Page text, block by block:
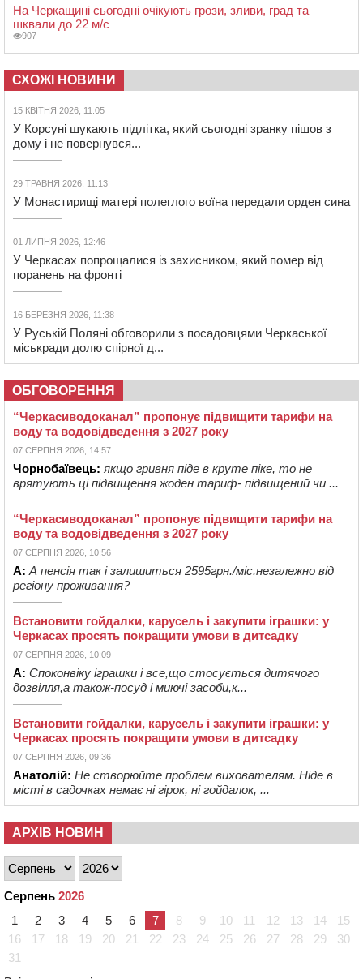
На Черкащині сьогодні очікують грози, зливи, град та
шквали до 22 м/с
907
СХОЖІ НОВИНИ
15 КВІТНЯ 2026, 11:05
У Корсуні шукають підлітка, який сьогодні зранку пішов з
дому і не повернувся...
29 ТРАВНЯ 2026, 11:13
У Монастирищі матері полеглого воїна передали орден сина
01 ЛИПНЯ 2026, 12:46
У Черкасах попрощалися із захисником, який помер від
поранень на фронті
16 БЕРЕЗНЯ 2026, 11:38
У Руській Поляні обговорили з посадовцями Черкаської
міськради долю спірної д...
ОБГОВОРЕННЯ
“Черкасиводоканал” пропонує підвищити тарифи на
воду та водовідведення з 2027 року
07 СЕРПНЯ 2026, 14:57
Чорнобаївець: якщо гривня піде в круте піке, то не
врятують ці підвищення жоден тариф- підвищений чи ...
“Черкасиводоканал” пропонує підвищити тарифи на
воду та водовідведення з 2027 року
07 СЕРПНЯ 2026, 10:56
А: А пенсія так і залишиться 2595грн./міс.незалежно від
регіону проживання?
Встановити гойдалки, карусель і закупити іграшки: у
Черкасах просять покращити умови в дитсадку
07 СЕРПНЯ 2026, 10:09
А: Споконвіку іграшки і все,що стосується дитячого
дозвілля,а також-посуд і миючі засоби,к...
Встановити гойдалки, карусель і закупити іграшки: у
Черкасах просять покращити умови в дитсадку
07 СЕРПНЯ 2026, 09:36
Анатолій: Не створюйте проблем вихователям. Ніде в
місті в садочках немає ні гірок, ні гойдалок, ...
АРХІВ НОВИН
Серпень 2026
1
2 3 4 5 6 7 8 9 10 11 12 13 14
15
16
17 18 19 20 21 22 23 24 25 26 27 28 29
30
31